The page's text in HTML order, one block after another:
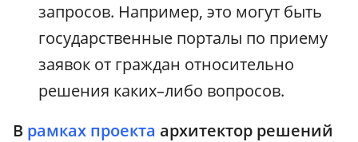
запросов. Например, это могут быть
государственные порталы по приему
заявок от граждан относительно
решения каких–либо вопросов.
В рамках проекта архитектор решений